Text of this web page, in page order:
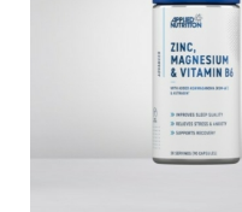
ZMA PRO
Applied Nutrition
Vitaminko
2.950,00